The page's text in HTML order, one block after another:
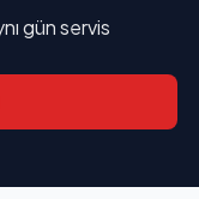
gün servis